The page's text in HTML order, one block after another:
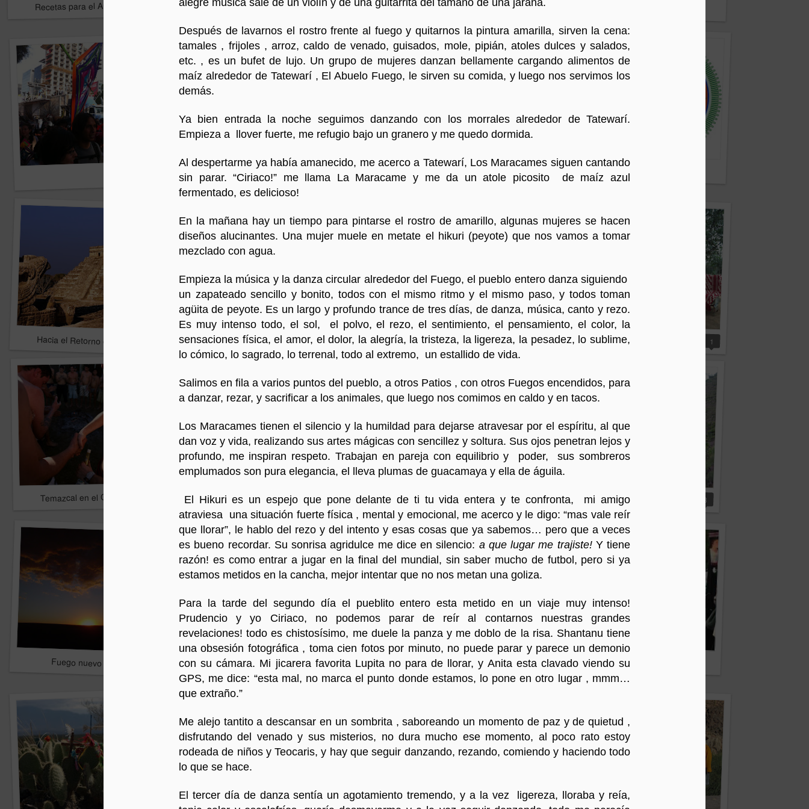
alegre música sale de un violín y de una guitarrita del tamaño de una jarana.
Después de lavarnos el rostro frente al fuego y quitarnos la pintura amarilla, sirven la cena:
tamales , frijoles , arroz, caldo de venado, guisados, mole, pipián, atoles dulces y salados,
etc. , es un bufet de lujo. Un grupo de mujeres danzan bellamente cargando alimentos de
maíz alrededor de Tatewarí , El Abuelo Fuego, le sirven su comida, y luego nos servimos los
demás.
Ya bien entrada la noche seguimos danzando con los morrales alrededor de Tatewarí.
Empieza a llover fuerte, me refugio bajo un granero y me quedo dormida.
Al despertarme ya había amanecido, me acerco a Tatewarí, Los Maracames siguen cantando
sin parar. “Ciriaco!” me llama La Maracame y me da un atole picosito de maíz azul
fermentado, es delicioso!
En la mañana hay un tiempo para pintarse el rostro de amarillo, algunas mujeres se hacen
diseños alucinantes. Una mujer muele en metate el hikuri (peyote) que nos vamos a tomar
mezclado con agua.
Empieza la música y la danza circular alrededor del Fuego, el pueblo entero danza siguiendo
un zapateado sencillo y bonito, todos con el mismo ritmo y el mismo paso, y todos toman
agüita de peyote. Es un largo y profundo trance de tres días, de danza, música, canto y rezo.
Es muy intenso todo, el sol, el polvo, el rezo, el sentimiento, el pensamiento, el color, la
sensaciones física, el amor, el dolor, la alegría, la tristeza, la ligereza, la pesadez, lo sublime,
lo cómico, lo sagrado, lo terrenal, todo al extremo, un estallido de vida.
Salimos en fila a varios puntos del pueblo, a otros Patios , con otros Fuegos encendidos, para
a danzar, rezar, y sacrificar a los animales, que luego nos comimos en caldo y en tacos.
Los Maracames tienen el silencio y la humildad para dejarse atravesar por el espíritu, al que
dan voz y vida, realizando sus artes mágicas con sencillez y soltura. Sus ojos penetran lejos y
profundo, me inspiran respeto. Trabajan en pareja con equilibrio y poder, sus sombreros
emplumados son pura elegancia, el lleva plumas de guacamaya y ella de águila.
El Hikuri es un espejo que pone delante de ti tu vida entera y te confronta, mi amigo
atraviesa una situación fuerte física , mental y emocional, me acerco y le digo: “mas vale reír
que llorar”, le hablo del rezo y del intento y esas cosas que ya sabemos… pero que a veces
es bueno recordar. Su sonrisa agridulce me dice en silencio: a que lugar me trajiste!Y tiene
razón! es como entrar a jugar en la final del mundial, sin saber mucho de futbol, pero si ya
estamos metidos en la cancha, mejor intentar que no nos metan una goliza.
Para la tarde del segundo día el pueblito entero esta metido en un viaje muy intenso!
Prudencio y yo Ciriaco, no podemos parar de reír al contarnos nuestras grandes
revelaciones! todo es chistosísimo, me duele la panza y me doblo de la risa. Shantanu tiene
una obsesión fotográfica , toma cien fotos por minuto, no puede parar y parece un demonio
con su cámara. Mi jicarera favorita Lupita no para de llorar, y Anita esta clavado viendo su
GPS, me dice: “esta mal, no marca el punto donde estamos, lo pone en otro lugar , mmm…
que extraño.”
Me alejo tantito a descansar en un sombrita , saboreando un momento de paz y de quietud ,
disfrutando del venado y sus misterios, no dura mucho ese momento, al poco rato estoy
rodeada de niños y Teocaris, y hay que seguir danzando, rezando, comiendo y haciendo todo
lo que se hace.
El tercer día de danza sentía un agotamiento tremendo, y a la vez ligereza, lloraba y reía,
Recetas para el Amanecer Ya viene Marcha por Wirikuta - México DF
Marcha por Wirikuta - México DF WIRIKUTA - Conferencia de Prensa
Hacia el Retorno de la Conciencia CosmicaEl Poder las Visiones 3 El espejo en una pregunta Venadita, venadita Fuego dentro de la Ruka1
Temazcal en el Centro Penitenciario de Valparaíso
La crisis terminal del capitalismo La crisis terminal del capitalismo Invocación en Wirikuta10 3
Fuego nuevo Diálogo por la Paz Diálogo por la Paz